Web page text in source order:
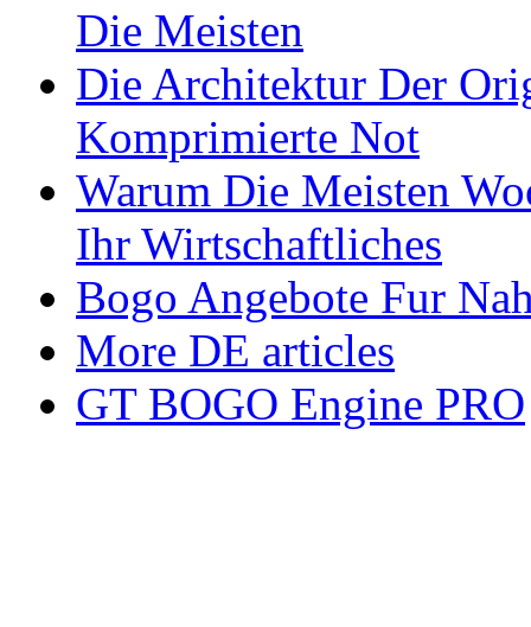
Die Meisten
Die Architektur Der
Komprimierte Not
Warum Die Meisten
Ihr Wirtschaftliches
Bogo Angebote Fur
More DE articles
GT BOGO Engine PRO